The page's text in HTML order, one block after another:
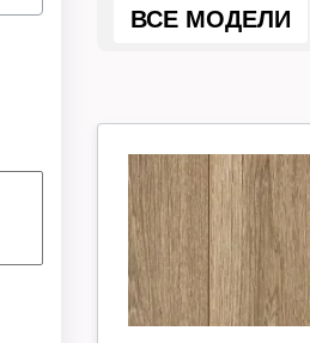
ВСЕ МОДЕЛИ